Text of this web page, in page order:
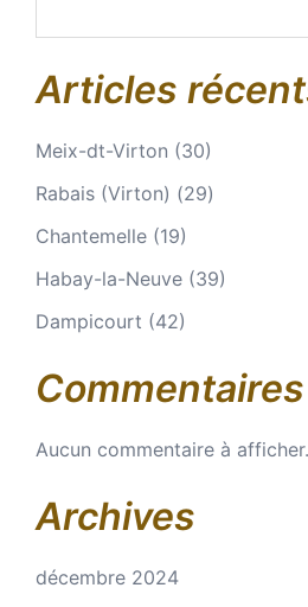
Articles
Meix-dt-Virton (30)
Rabais (Virton) (29)
Chantemelle (19)
Habay-la-Neuve (39)
Dampicourt (42)
Aucun commentaire à afficher.
Archives
décembre 2024